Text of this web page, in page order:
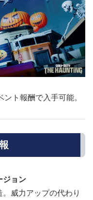
ト報酬で入手可能。
ジョン
威力アップの代わり